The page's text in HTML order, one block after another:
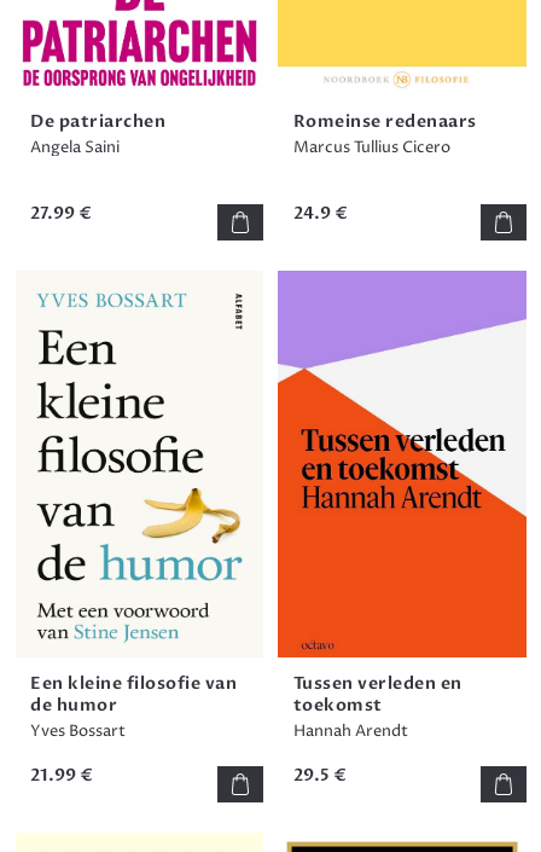
De patriarchen
Angela Saini
27.99 €
Romeinse redenaars
Marcus Tullius Cicero
24.9 €
Een kleine filosofie van
de humor
Yves Bossart
21.99 €
Tussen verleden en
toekomst
Hannah Arendt
29.5 €